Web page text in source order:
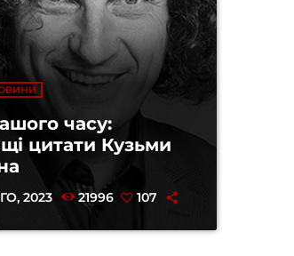
часу:
цитати Кузьми
2023 21996 107